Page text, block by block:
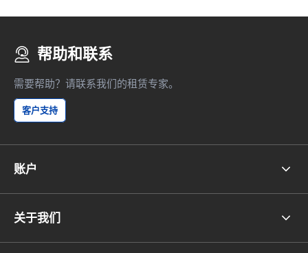
帮助和联系
需要帮助？请联系我们的租赁专家。
客户支持
账户
关于我们